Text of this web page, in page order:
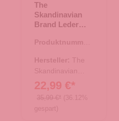
The
Skandinavian
Brand Leder
Geldbörse -
Produktnummer:
Hersteller: The
Skandinavian
Brand
22,99 €*
35,99 €* (36.12%
gespart)